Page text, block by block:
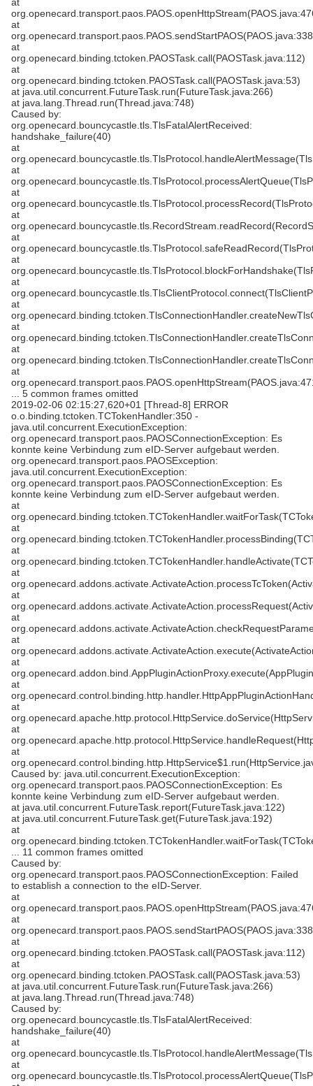
at
at
at
org.openecard.binding.tctoken.PAOSTask.call(PAOSTask.java:112)
at
org.openecard.binding.tctoken.PAOSTask.call(PAOSTask.java:53)
at java.util.concurrent.FutureTask.run(FutureTask.java:266)
at java.lang.Thread.run(Thread.java:748)
Caused by:
org.openecard.bouncycastle.tls.TlsFatalAlertReceived:
handshake_failure(40)
at
at
at
at
at
at
at
at
at
at
at
... 5 common frames omitted
2019-02-06 02:15:27,620+01 [Thread-8] ERROR
o.o.binding.tctoken.TCTokenHandler:350 -
java.util.concurrent.ExecutionException:
org.openecard.transport.paos.PAOSConnectionException: Es
konnte keine Verbindung zum eID-Server aufgebaut werden.
org.openecard.transport.paos.PAOSException:
java.util.concurrent.ExecutionException:
org.openecard.transport.paos.PAOSConnectionException: Es
konnte keine Verbindung zum eID-Server aufgebaut werden.
at
at
at
at
at
at
at
at
at
at
at
at
Caused by: java.util.concurrent.ExecutionException:
org.openecard.transport.paos.PAOSConnectionException: Es
konnte keine Verbindung zum eID-Server aufgebaut werden.
at java.util.concurrent.FutureTask.report(FutureTask.java:122)
at java.util.concurrent.FutureTask.get(FutureTask.java:192)
at
... 11 common frames omitted
Caused by:
org.openecard.transport.paos.PAOSConnectionException: Failed
to establish a connection to the eID-Server.
at
at
at
org.openecard.binding.tctoken.PAOSTask.call(PAOSTask.java:112)
at
org.openecard.binding.tctoken.PAOSTask.call(PAOSTask.java:53)
at java.util.concurrent.FutureTask.run(FutureTask.java:266)
at java.lang.Thread.run(Thread.java:748)
Caused by:
org.openecard.bouncycastle.tls.TlsFatalAlertReceived:
handshake_failure(40)
at
at